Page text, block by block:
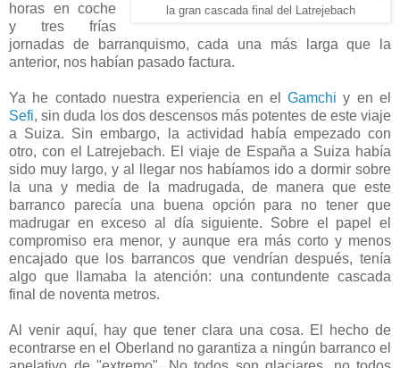
la gran cascada final del Latrejebach
horas en coche
y tres frías
jornadas de barranquismo, cada una más larga que la
anterior, nos habían pasado factura.
Ya he contado nuestra experiencia en elGamchi y en el
Sefi, sin duda los dos descensos más potentes de este viaje
a Suiza. Sin embargo, la actividad había empezado con
otro, con el Latrejebach. El viaje de España a Suiza había
sido muy largo, y al llegar nos habíamos ido a dormir sobre
la una y media de la madrugada, de manera que este
barranco parecía una buena opción para no tener que
madrugar en exceso al día siguiente. Sobre el papel el
compromiso era menor, y aunque era más corto y menos
encajado que los barrancos que vendrían después, tenía
algo que llamaba la atención: una contundente cascada
final de noventa metros.
Al venir aquí, hay que tener clara una cosa. El hecho de
econtrarse en el Oberland no garantiza a ningún barranco el